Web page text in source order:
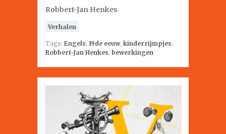
Robbert-Jan Henkes
Verhalen
Tags: Engels, 19de eeuw, kinderrijmpjes,
Robbert-Jan Henkes, bewerkingen